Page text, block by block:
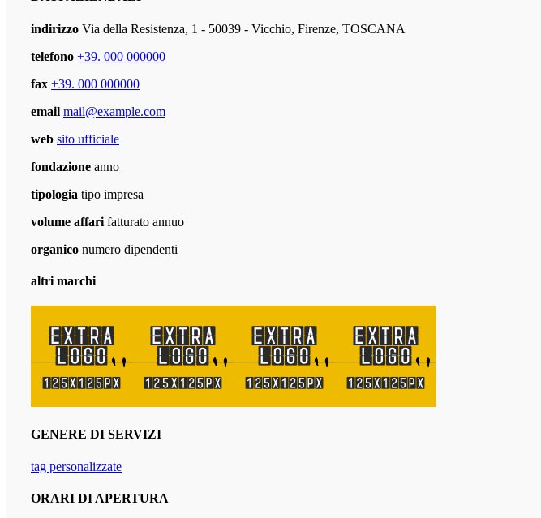
indirizzo Via della Resistenza, 1 - 50039 - Vicchio, Firenze, TOSCANA
telefono +39. 000 000000
fax +39. 000 000000
email mail@example.com
web sito ufficiale
fondazione anno
tipologia tipo impresa
volume affari fatturato annuo
organico numero dipendenti
altri marchi
GENERE DI SERVIZI
tag personalizzate
ORARI DI APERTURA